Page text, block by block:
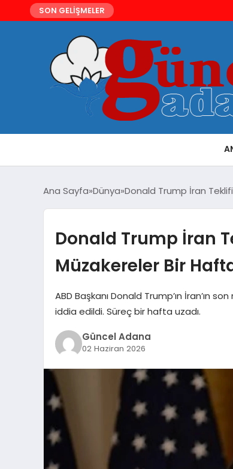
SON GELİŞMELER
Ana Sayfa Dünya Donald Trump İran
Donald Trump İran
Müzakereler Bir
ABD Başkanı Donald Trump’ın İran’ın
iddia edildi. Süreç bir hafta uzadı.
Güncel Adana
02 Haziran 2026